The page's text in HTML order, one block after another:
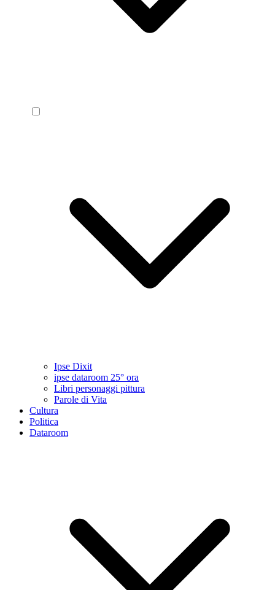
Ipse Dixit
ipse dataroom 25° ora
Libri personaggi pittura
Parole di Vita
Cultura
Politica
Dataroom